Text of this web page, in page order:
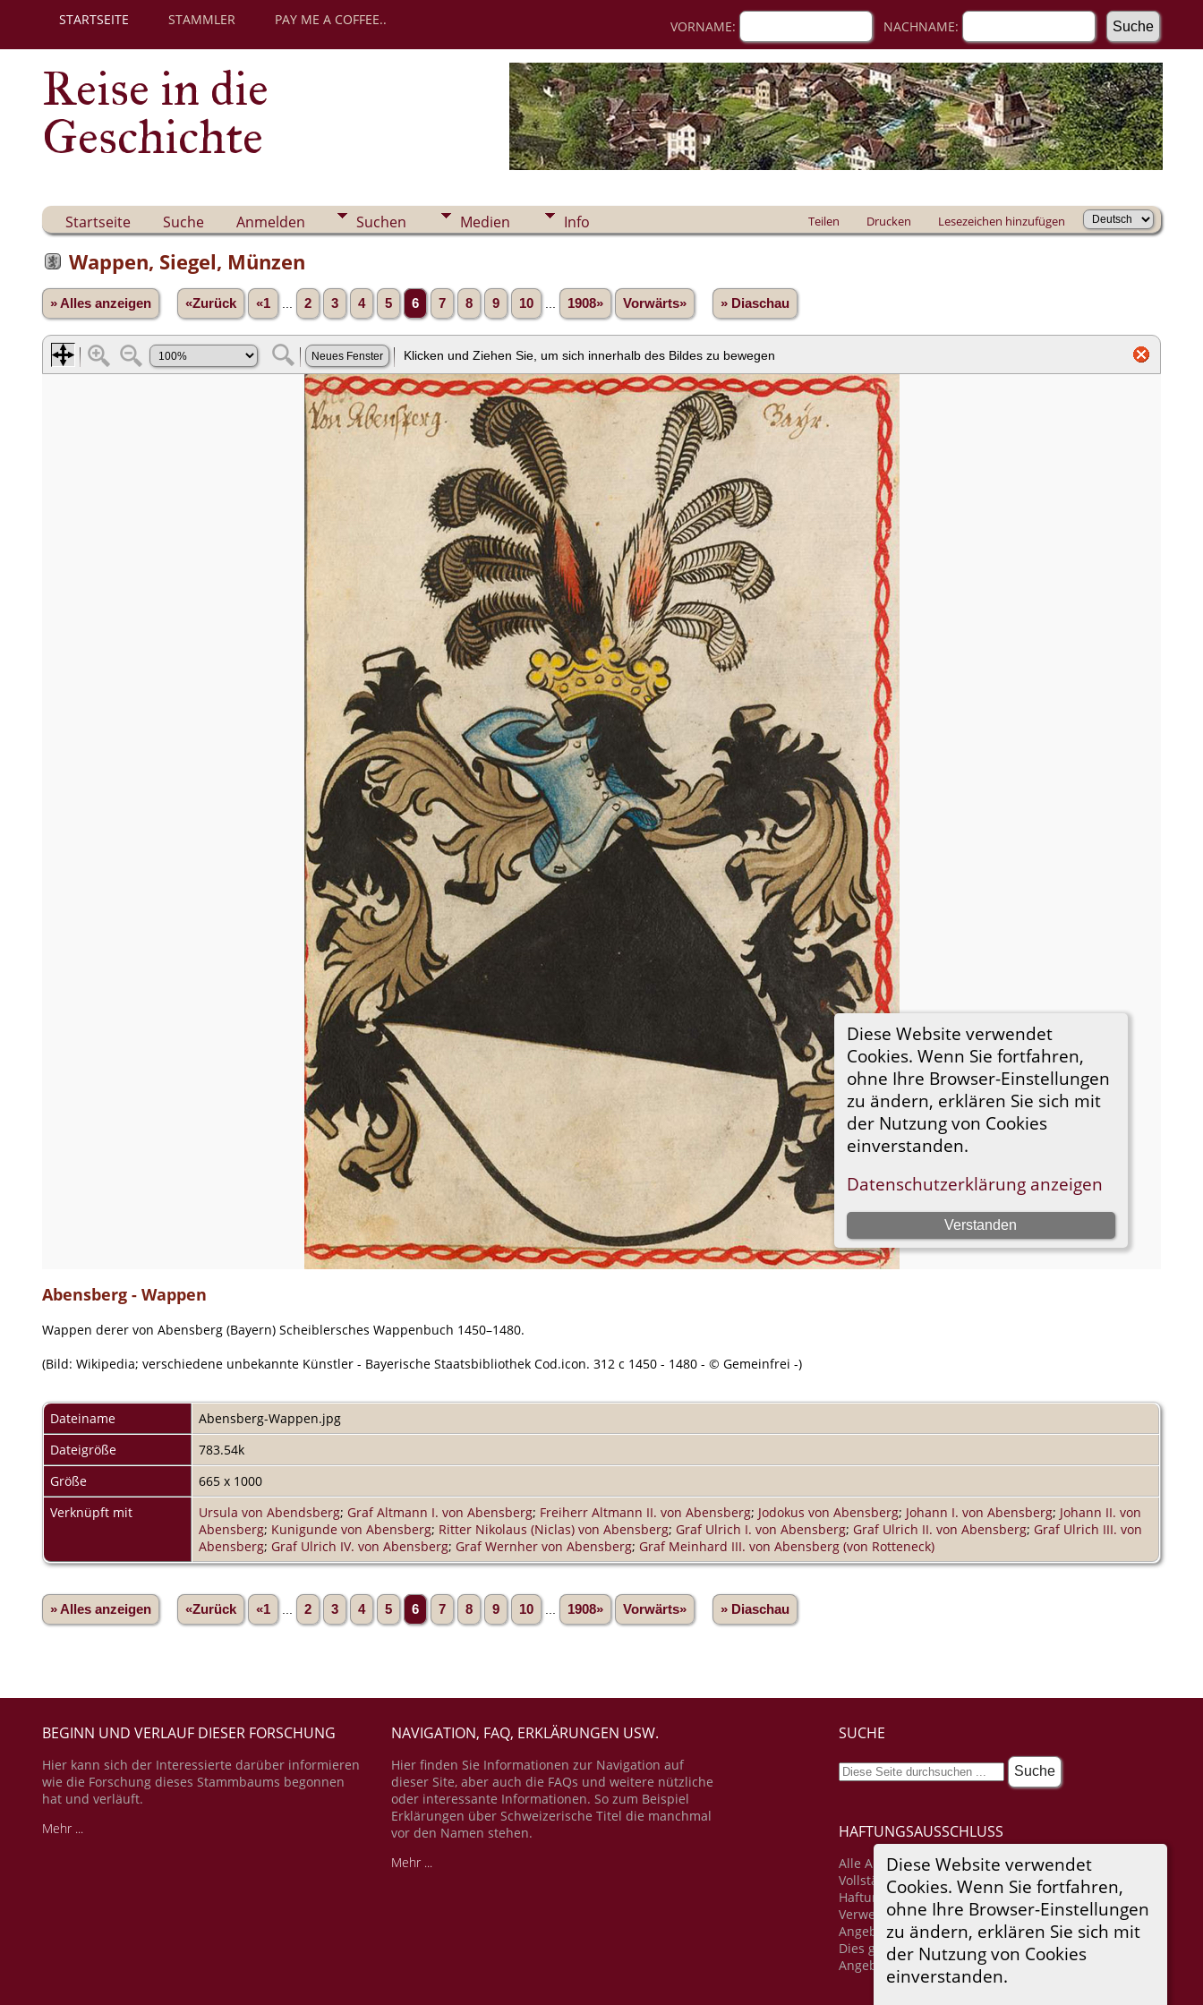
STARTSEITE STAMMLER PAY ME A COFFEE.. VORNAME: NACHNAME:
Reise in die
Geschichte
Startseite Suche Anmelden Suchen Medien Info Teilen Drucken Lesezeichen hinzufügen
Diese Website verwendet
Cookies. Wenn Sie fortfahren,
ohne Ihre Browser-Einstellungen
zu ändern, erklären Sie sich mit
der Nutzung von Cookies
einverstanden.
Wappen, Siegel, Münzen
» Alles anzeigen «Zurück «1 2 3 4 5 6 7 8 9 10 1908» Vorwärts» » Diaschau
Abensberg - Wappen
Wappen derer von Abensberg (Bayern) Scheiblersches Wappenbuch 1450–1480.
(Bild: Wikipedia; verschiedene unbekannte Künstler - Bayerische Staatsbibliothek Cod.icon. 312 c 1450 - 1480 - © Gemeinfrei -)
Dateiname
Abensberg-Wappen.jpg
Dateigröße
783.54k
Größe
665 x 1000
Verknüpft mit
Ursula von Abendsberg; Graf Altmann I. von Abensberg; Freiherr Altmann II. von Abensberg; Jodokus von Abensberg; Johann I. von Abensberg; Johann II. von
Abensberg; Kunigunde von Abensberg; Ritter Nikolaus (Niclas) von Abensberg; Graf Ulrich I. von Abensberg; Graf Ulrich II. von Abensberg; Graf Ulrich III. von
Abensberg; Graf Ulrich IV. von Abensberg; Graf Wernher von Abensberg; Graf Meinhard III. von Abensberg (von Rotteneck)
» Alles anzeigen «Zurück «1 2 3 4 5 6 7 8 9 10 1908» Vorwärts» » Diaschau
BEGINN UND VERLAUF DIESER FORSCHUNG
Hier kann sich der Interessierte darüber informieren
wie die Forschung dieses Stammbaums begonnen
hat und verläuft.
Mehr ...
NAVIGATION, FAQ, ERKLÄRUNGEN USW.
Hier finden Sie Informationen zur Navigation auf
dieser Site, aber auch die FAQs und weitere nützliche
oder interessante Informationen. So zum Beispiel
Erklärungen über Schweizerische Titel die manchmal
vor den Namen stehen.
Mehr ...
SUCHE
HAFTUNGSAUSSCHLUSS
Alle Angaben erfolgen ohne Gewähr für
Vollständigkeit oder Richtigkeit. Es wird keine
Haftung übernommen für Schäden durch die
Verwendung von Informationen aus diesem Online-
Angebot oder durch das Fehlen von Informationen.
Dies gilt auch für Inhalte Dritter, die über dieses
Angebot zugänglich sind.